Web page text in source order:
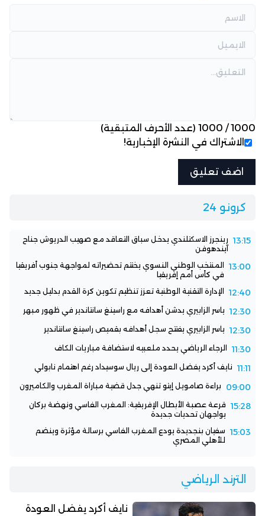
1000
/
1000 (عدد الأحرف المتبقية)
الاشتراك في النشرة الإخبارية!
كرونو 24
13:15 رينجرز الاسكتلندي يدخل سباق التعاقد مع صهيب الدريوش جناح
آيندهوفن
13:00
المنتخب الوطني النسوي يختتم تحضيراته لمواجهة جنوب أفريقيا
في كأس أمم إفريقيا
12:40 الإدارة التقنية الوطنية تعزز تنظيم تكوين كرة القدم بدليل جديد
12:30 ياسر الزابيري يدشن أهدافه مع راسينغ سانتاندير في ظهور مبهر
12:30 ياسر الزابيري يفتتح سجل أهدافه بقميص راسينغ سانتاندير
11:30 الرجاء الرياضي يحدد ملعبيه لاستضافة مباريات الكاف
11:11 نايف أكرد يفضل العودة إلى ريال سوسيداد رغم اهتمام نابولي
09:00 براءة صامويل إيتو تنهي جدل قضية مباراة المغرب والكاميرون
15:28 قرعة عصبة الأبطال الإفريقية: المغرب الفاسي ونهضة بركان
يواجهان تحديات جديدة
15:03 سفيان بنجديدة يودع المغرب الفاسي برسالة مؤثرة وينضم
للأهلي المصري
الترند الرياضي
نايف أكرد يفضل العودة